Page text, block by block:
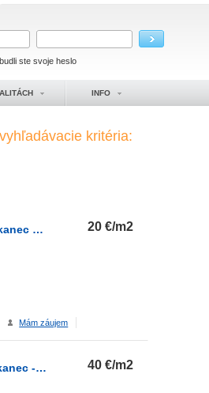
ste svoje heslo
INFO
kritéria:
Pozemok(3992m2),v katastrál. úz. Pukanec -na predaj 20 €/m2
Mám záujem
Pozemok(1138m2),v katastrál. úz. Pukanec -na predaj 40 €/m2